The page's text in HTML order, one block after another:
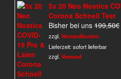
5x 20 Neo Nostics
Corona Schnell Test
Bisher bei uns 199,50€
zzgl. Versandkosten
Lieferzeit:sofort lieferbar
zzgl. Versand